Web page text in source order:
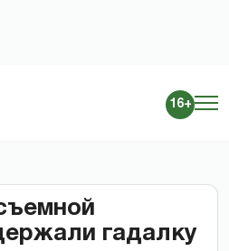
16+
гадалку